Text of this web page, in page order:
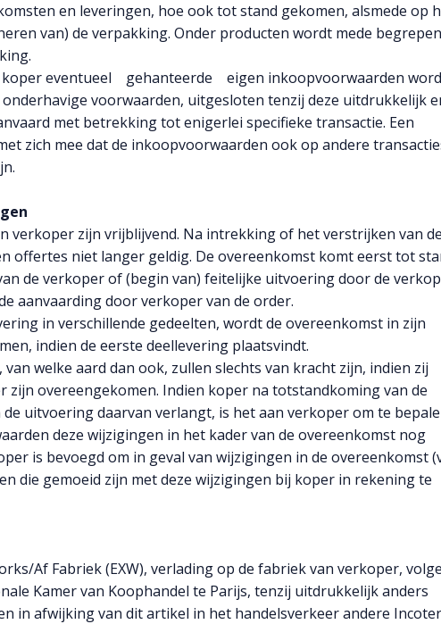
en leveringen, hoe ook tot stand gekomen, alsmede op
van) de verpakking. Onder producten wordt mede begrepen
eventueel gehanteerde eigen inkoopvoorwaarden
voorwaarden, uitgesloten tenzij deze uitdrukkelijk
met betrekking tot enigerlei specifieke transactie. Een
zich mee dat de inkoopvoorwaarden ook op andere
verkoper zijn vrijblijvend. Na intrekking of het verstrijken van de
offertes niet langer geldig. De overeenkomst komt eerst tot
de verkoper of (begin van) feitelijke uitvoering door de
aanvaarding door verkoper van de order.
in verschillende gedeelten, wordt de overeenkomst in zijn
indien de eerste deellevering plaatsvindt.
welke aard dan ook, zullen slechts van kracht zijn, indien zij
overeengekomen. Indien koper na totstandkoming van de
uitvoering daarvan verlangt, is het aan verkoper om te
deze wijzigingen in het kader van de overeenkomst nog
is bevoegd om in geval van wijzigingen in de overeenkomst
die gemoeid zijn met deze wijzigingen bij koper in rekening te
Af Fabriek (EXW), verlading op de fabriek van verkoper,
Kamer van Koophandel te Parijs, tenzij uitdrukkelijk anders
in afwijking van dit artikel in het handelsverkeer andere